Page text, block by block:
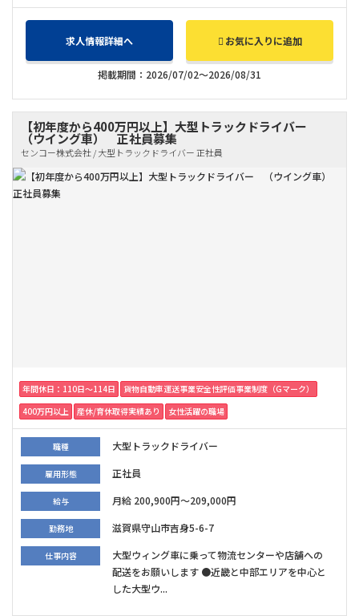
求人情報詳細へ お気に入りに追加
掲載期間：2026/07/02～2026/08/31
【初年度から400万円以上】大型トラックドライバー
（ウイング車） 正社員募集
センコー株式会社 / 大型トラックドライバー 正社員
年間休日：110日〜114日
貨物自動車運送事業安全性評価事業制度（Gマーク）
400万円以上
産休/育休取得実績あり 女性活躍の職場
職種 大型トラックドライバー
雇用形態 正社員
給与 月給 200,900円～209,000円
勤務地 滋賀県守山市吉身5-6-7
仕事内容
大型ウィング車に乗って物流センターや店舗への
配送をお願いします ●近畿と中部エリアを中心と
した大型ウ...